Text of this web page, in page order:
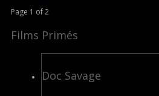
Page 1 of 2
Films Primés
Doc Savage